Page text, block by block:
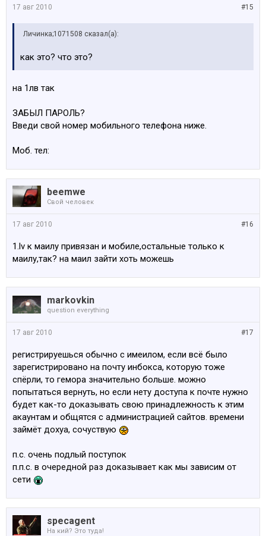
#15
17 авг 2010
Личинка;1071508 сказал(а):
как это? что это?
на 1лв так
ЗАБЫЛ ПАРОЛЬ?
Введи свой номер мобильного телефона ниже.
Моб. тел:
beemwe
Свой человек
#16
17 авг 2010
1.lv к маилу привязан и мобиле,остальные только к
маилу,так? на маил зайти хоть можешь
markovkin
question everything
#17
17 авг 2010
регистрируешься обычно с имеилом, если всё было
зарегистрировано на почту инбокса, которую тоже
спёрли, то гемора значительно больше. можно
попытаться вернуть, но если нету доступа к почте нужно
будет как-то доказывать свою принадлежность к этим
акаунтам и общятся с администрацией сайтов. времени
займёт дохуа, сочуствую
п.с. очень подлый поступок
п.п.с. в очередной раз доказывает как мы зависим от
сети
specagent
На кий? Это туда!